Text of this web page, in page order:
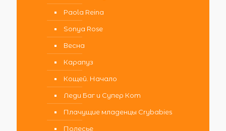
Paola Reina
Sonya Rose
Весна
Карапуз
Кощей. Начало
Леди Баг и Супер Кот
Плачущие младенцы Crybabies
Полесье